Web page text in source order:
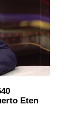
Eten